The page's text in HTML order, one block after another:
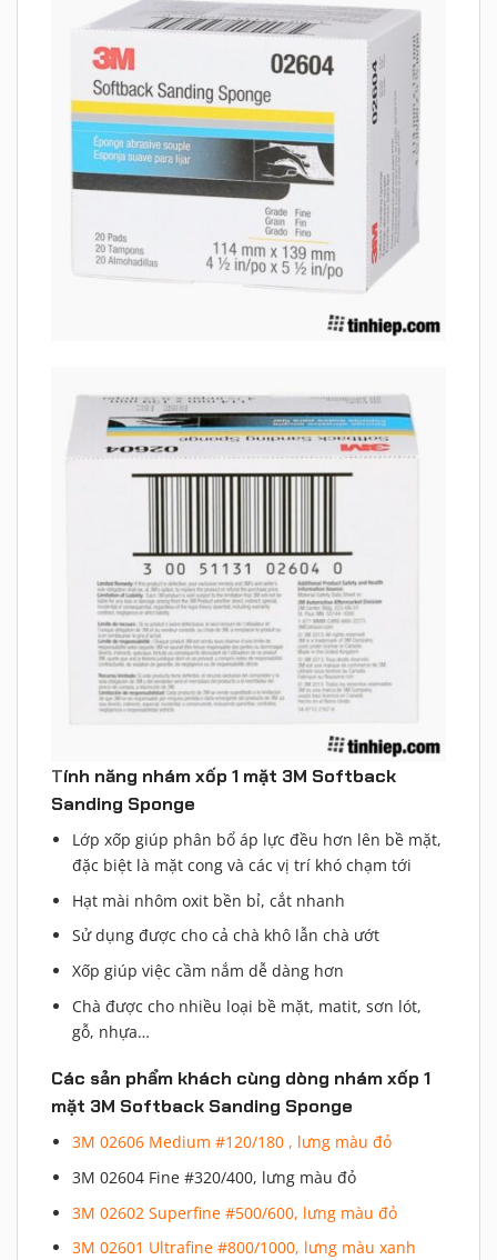
Tính năng nhám xốp 1 mặt 3M Softback
Sanding Sponge
Lớp xốp giúp phân bổ áp lực đều hơn lên bề mặt,
đặc biệt là mặt cong và các vị trí khó chạm tới
Hạt mài nhôm oxit bền bỉ, cắt nhanh
Sử dụng được cho cả chà khô lẫn chà ướt
Xốp giúp việc cầm nắm dễ dàng hơn
Chà được cho nhiều loại bề mặt, matit, sơn lót,
gỗ, nhựa…
Các sản phẩm khách cùng dòng nhám xốp 1
mặt 3M Softback Sanding Sponge
3M 02606 Medium #120/180 , lưng màu đỏ
3M 02604 Fine #320/400, lưng màu đỏ
3M 02602 Superfine #500/600, lưng màu đỏ
3M 02601 Ultrafine #800/1000, lưng màu xanh